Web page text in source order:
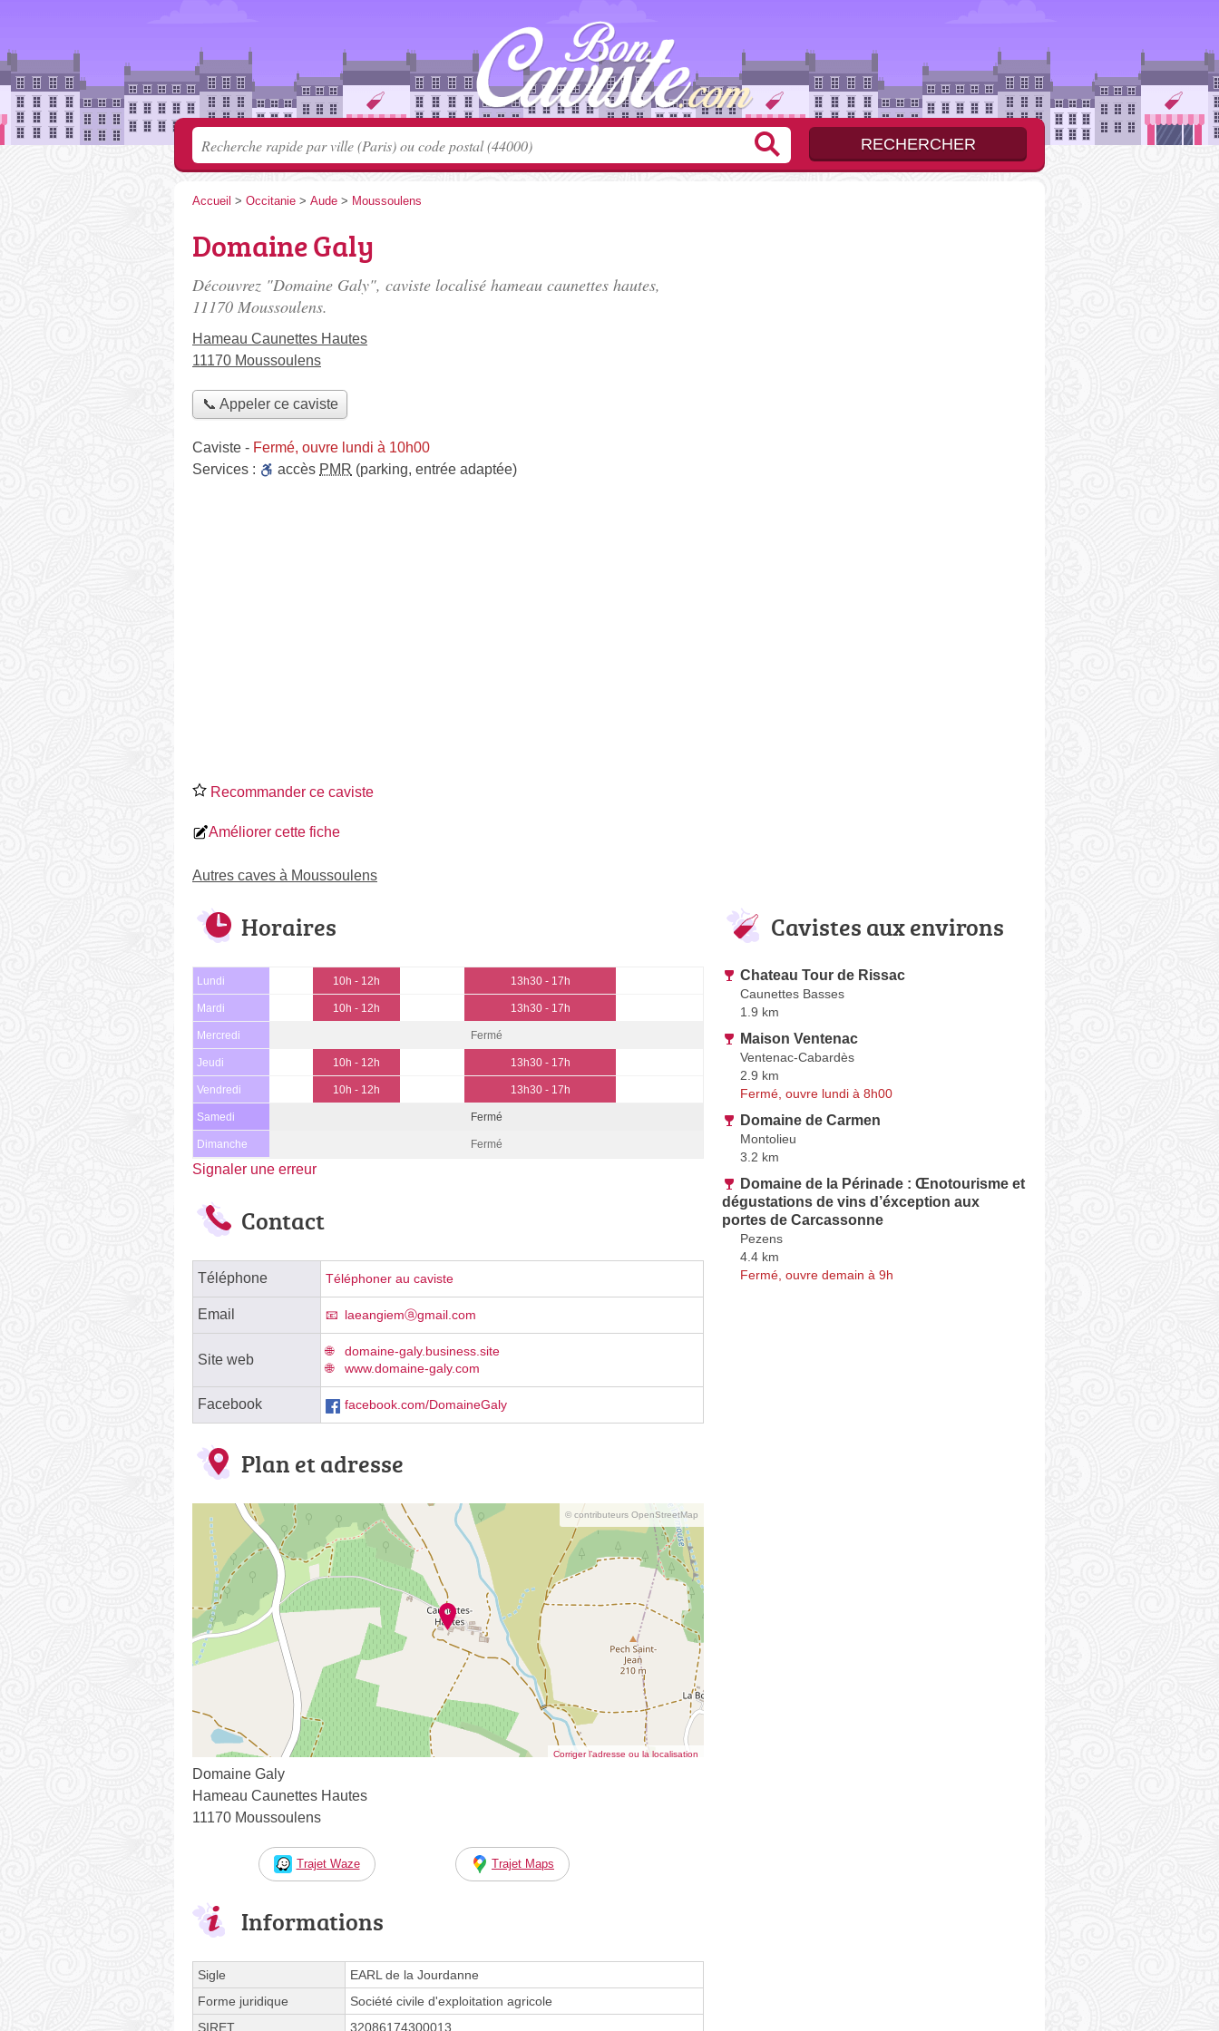
Accueil > Occitanie > Aude > Moussoulens
Domaine Galy
Découvrez "Domaine Galy", caviste localisé hameau caunettes hautes,
11170 Moussoulens.
Hameau Caunettes Hautes
11170 Moussoulens
📞 Appeler ce caviste
Caviste - Fermé, ouvre lundi à 10h00
Services :
accès PMR (parking, entrée adaptée)
Recommander ce caviste
Améliorer cette fiche
Autres caves à Moussoulens
Horaires
Lundi 10h - 12h 13h30 - 17h
Mardi 10h - 12h 13h30 - 17h
Mercredi Fermé
Jeudi 10h - 12h 13h30 - 17h
Vendredi 10h - 12h 13h30 - 17h
Samedi Fermé
Dimanche Fermé
Signaler une erreur
Contact
Téléphone Téléphoner au caviste
Email laeangiemⓐgmail.com
Site web
domaine-galy.business.site
www.domaine-galy.com
Facebook facebook.com/DomaineGaly
Plan et adresse
© contributeurs OpenStreetMap
Corriger l’adresse ou la localisation
Domaine Galy
Hameau Caunettes Hautes
11170 Moussoulens
Trajet Waze Trajet Maps
Informations
Sigle
EARL de la Jourdanne
Forme juridique
Société civile d'exploitation agricole
SIRET
32086174300013
Cavistes aux environs
Chateau Tour de Rissac
Caunettes Basses
1.9 km
Maison Ventenac
Ventenac-Cabardès
2.9 km
Fermé, ouvre lundi à 8h00
Domaine de Carmen
Montolieu
3.2 km
Domaine de la Périnade : Œnotourisme et
dégustations de vins d’éxception aux
portes de Carcassonne
Pezens
4.4 km
Fermé, ouvre demain à 9h